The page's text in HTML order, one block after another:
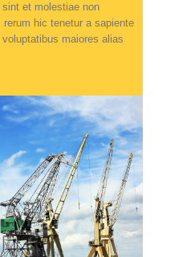
et molestiae non
hic tenetur a sapiente
maiores alias